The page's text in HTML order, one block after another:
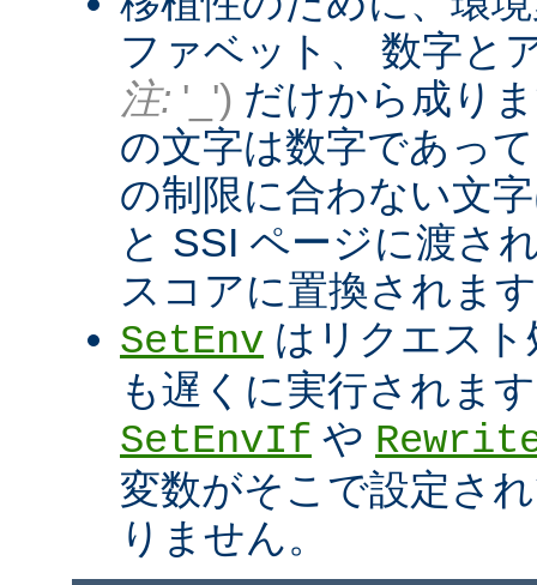
ファベット、 数字と
注: '_') だけから成り
の文字は数字であっ
の制限に合わない文
と SSI ページに渡さ
スコアに置換されま
SetEnv はリクエス
も遅くに実行されま
SetEnvIf や
変数がそこで設定さ
りません。